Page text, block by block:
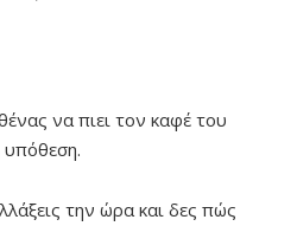
να πιει τον καφέ του
υπόθεση.
την ώρα και δες πώς